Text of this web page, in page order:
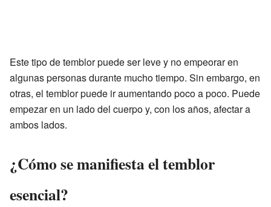
Este tipo de temblor puede ser leve y no empeorar en
algunas personas durante mucho tiempo. Sin embargo, en
otras, el temblor puede ir aumentando poco a poco. Puede
empezar en un lado del cuerpo y, con los años, afectar a
ambos lados.
¿Cómo se manifiesta el temblor
esencial?